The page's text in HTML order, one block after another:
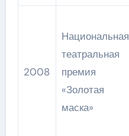
2008
Национальная
театральная
премия
«Золотая
маска»